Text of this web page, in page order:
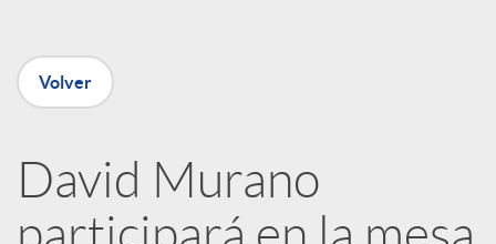
e
R
Volver
David Murano